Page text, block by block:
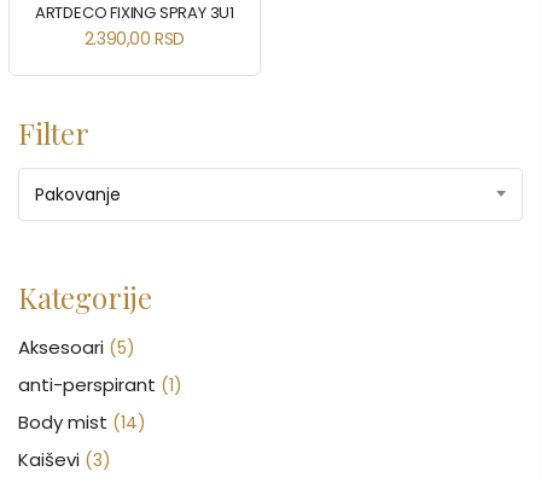
ARTDECO FIXING SPRAY 3U1
2.390,00RSD
Filter
Pakovanje
Kategorije
Aksesoari (5)
anti-perspirant (1)
Body mist (14)
Kaiševi (3)